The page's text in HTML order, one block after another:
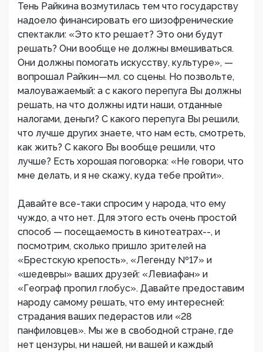
Тень Райкина возмутилась тем что государству
надоело финансировать его шизофренические
спектакли: «Это кто решает? Это они будут
решать? Они вообще не должны вмешиваться.
Они должны помогать искусству, культуре», —
вопрошал Райкин—мл. со сцены. Но позвольте,
малоуважаемый: а с какого перепуга Вы должны
решать, на что должны идти наши, отданные
налогами, деньги? С какого перепуга Вы решили,
что лучше других знаете, что нам есть, смотреть,
как жить? С какого Вы вообще решили, что
лучше? Есть хорошая поговорка: «Не говори, что
мне делать, и я не скажу, куда тебе пройти».
Давайте все-таки спросим у народа, что ему
чуждо, а что нет. Для этого есть очень простой
способ — посещаемость в кинотеатрах--, и
посмотрим, сколько пришло зрителей на
«Брестскую крепость», «Легенду №17» и
«шедевры» ваших друзей: «Левиафан» и
«Географ пропил глобус». Давайте предоставим
народу самому решать, что ему интересней:
страдания ваших педерастов или «28
панфиловцев». Мы же в свободной стране, где
нет цензуры, ни нашей, ни вашей и каждый